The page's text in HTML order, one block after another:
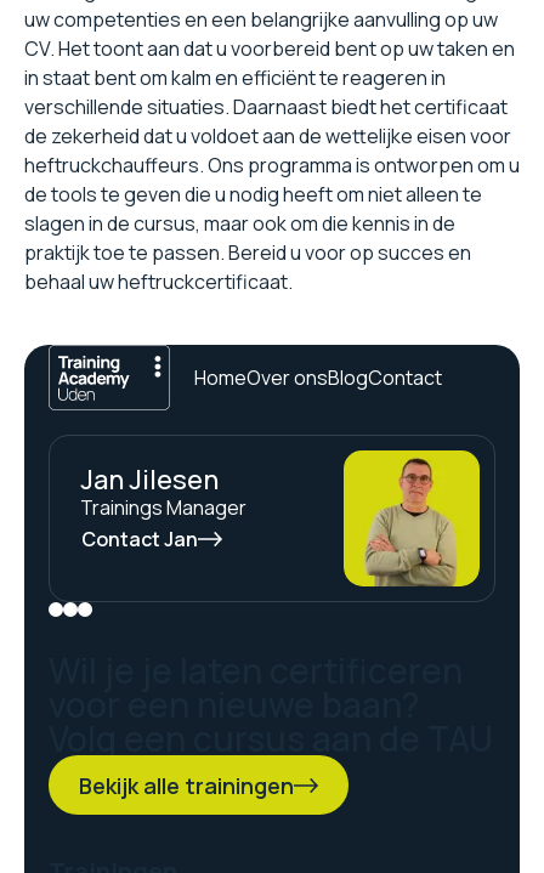
uw competenties en een belangrijke aanvulling op uw
CV. Het toont aan dat u voorbereid bent op uw taken en
in staat bent om kalm en efficiënt te reageren in
verschillende situaties. Daarnaast biedt het certificaat
de zekerheid dat u voldoet aan de wettelijke eisen voor
heftruckchauffeurs. Ons programma is ontworpen om u
de tools te geven die u nodig heeft om niet alleen te
slagen in de cursus, maar ook om die kennis in de
praktijk toe te passen. Bereid u voor op succes en
behaal uw heftruckcertificaat.
HomeOver onsBlogContact
Jan Jilesen
Trainings Manager
Contact Jan
Bekijk alle trainingen